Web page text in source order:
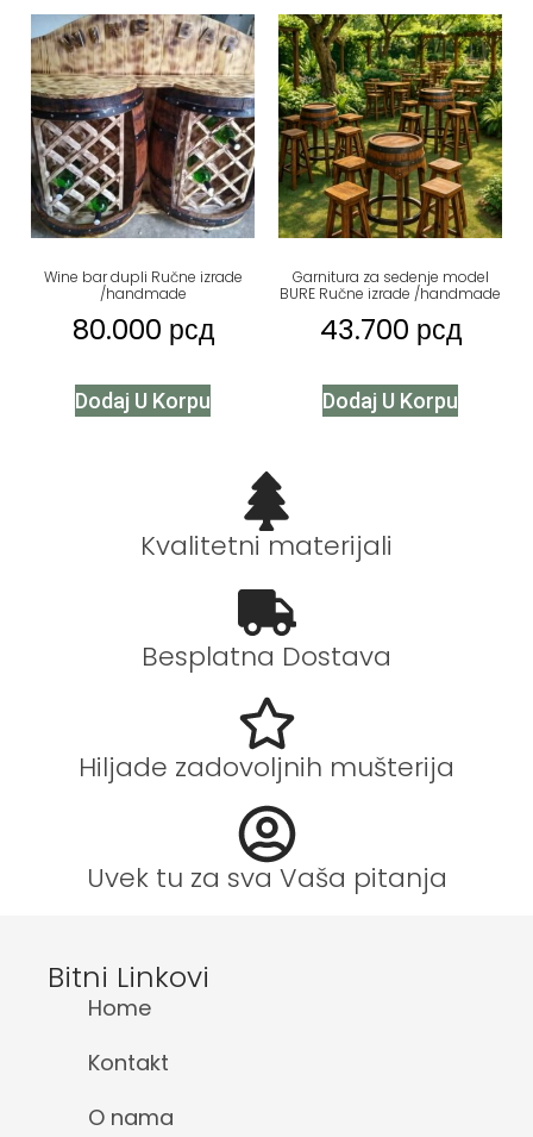
Wine bar dupli Ručne izrade
/handmade
80.000 рсд
Dodaj U Korpu
Garnitura za sedenje model
BURE Ručne izrade /handmade
43.700 рсд
Dodaj U Korpu
Kvalitetni materijali
Besplatna Dostava
Hiljade zadovoljnih mušterija
Uvek tu za sva Vaša pitanja
Bitni Linkovi
Home
Kontakt
O nama